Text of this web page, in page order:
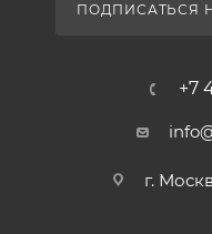
ПОДПИСАТЬСЯ
+7
г.